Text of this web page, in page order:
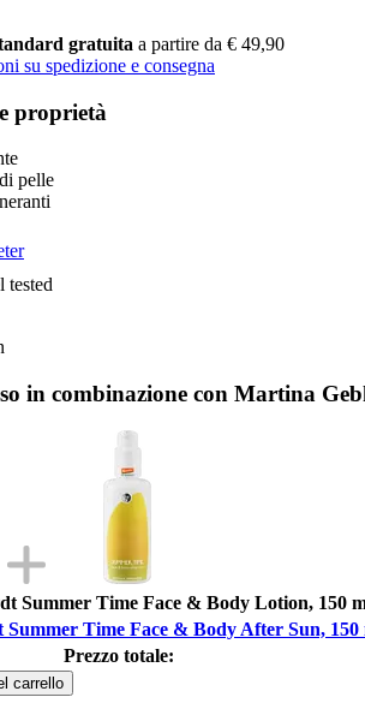
gratuita a partire da € 49,90
su spedizione e consegna
proprietà
pelle
tested
in combinazione con Martina
Summer Time Face & Body Lotion, 150
Time Face & Body After Sun, 150
Prezzo totale:
carrello